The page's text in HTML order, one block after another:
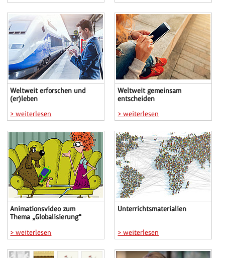
Weltweit erforschen und
(er)leben
> weiterlesen
Weltweit gemeinsam
entscheiden
> weiterlesen
Animationsvideo zum
Thema „Globalisierung“
> weiterlesen
Unterrichtsmaterialien
> weiterlesen